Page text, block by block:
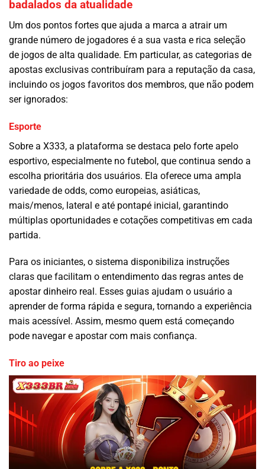
badalados da atualidade
Um dos pontos fortes que ajuda a marca a atrair um
grande número de jogadores é a sua vasta e rica seleção
de jogos de alta qualidade. Em particular, as categorias de
apostas exclusivas contribuíram para a reputação da casa,
incluindo os jogos favoritos dos membros, que não podem
ser ignorados:
Esporte
Sobre a X333, a plataforma se destaca pelo forte apelo
esportivo, especialmente no futebol, que continua sendo a
escolha prioritária dos usuários. Ela oferece uma ampla
variedade de odds, como europeias, asiáticas,
mais/menos, lateral e até pontapé inicial, garantindo
múltiplas oportunidades e cotações competitivas em cada
partida.
Para os iniciantes, o sistema disponibiliza instruções
claras que facilitam o entendimento das regras antes de
apostar dinheiro real. Esses guias ajudam o usuário a
aprender de forma rápida e segura, tornando a experiência
mais acessível. Assim, mesmo quem está começando
pode navegar e apostar com mais confiança.
Tiro ao peixe